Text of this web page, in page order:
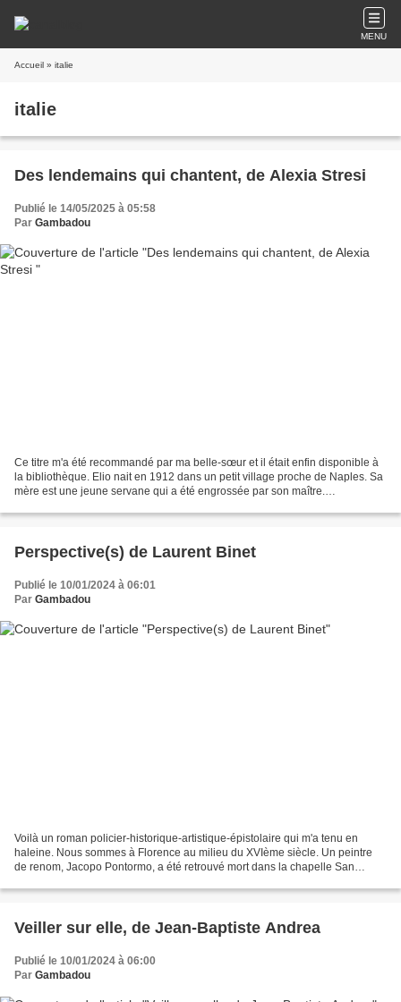
MENU
Accueil » italie
italie
Des lendemains qui chantent, de Alexia Stresi
Publié le 14/05/2025 à 05:58
Par Gambadou
Ce titre m'a été recommandé par ma belle-sœur et il était enfin disponible à
la bibliothèque. Elio nait en 1912 dans un petit village proche de Naples. Sa
mère est une jeune servane qui a été engrossée par son maître.
Perspective(s) de Laurent Binet
Publié le 10/01/2024 à 06:01
Par Gambadou
Voilà un roman policier-historique-artistique-épistolaire qui m'a tenu en
haleine. Nous sommes à Florence au milieu du XVIème siècle. Un peintre
de renom, Jacopo Pontormo, a été retrouvé mort dans la chapelle San
Veiller sur elle, de Jean-Baptiste Andrea
Publié le 10/01/2024 à 06:00
Par Gambadou